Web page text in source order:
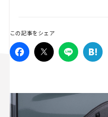
この記事をシェア
Campaign
人気のハッシュタグ
スズキ ジムニー｜Suzuki Jimny